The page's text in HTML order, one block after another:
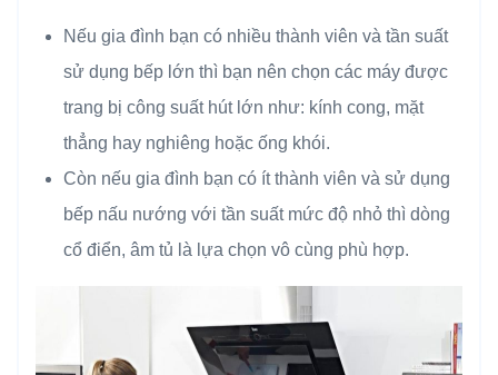
Nếu gia đình bạn có nhiều thành viên và tần suất
sử dụng bếp lớn thì bạn nên chọn các máy được
trang bị công suất hút lớn như: kính cong, mặt
thẳng hay nghiêng hoặc ống khói.
Còn nếu gia đình bạn có ít thành viên và sử dụng
bếp nấu nướng với tần suất mức độ nhỏ thì dòng
cổ điển, âm tủ là lựa chọn vô cùng phù hợp.